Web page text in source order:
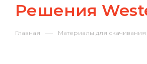
Решения
Главная — Материалы для скачивания